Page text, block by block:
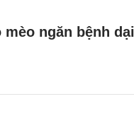
mèo ngăn bệnh